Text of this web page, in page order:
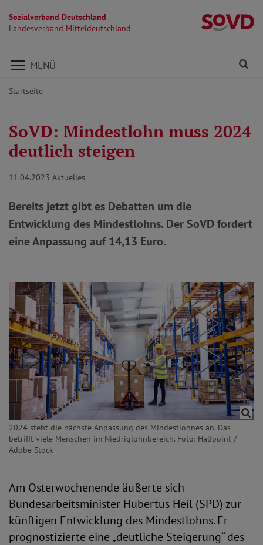
Sozialverband Deutschland
Landesverband Mitteldeutschland
Direkt zu den Inhalten springen
MENÜ
Startseite
SoVD: Mindestlohn muss 2024
deutlich steigen
11.04.2023 Aktuelles
Bereits jetzt gibt es Debatten um die
Entwicklung des Mindestlohns. Der SoVD fordert
eine Anpassung auf 14,13 Euro.
2024 steht die nächste Anpassung des Mindestlohnes an. Das
betrifft viele Menschen im Niedriglohnbereich. Foto: Halfpoint /
Adobe Stock
Am Osterwochenende äußerte sich
Bundesarbeitsminister Hubertus Heil (SPD) zur
künftigen Entwicklung des Mindestlohns. Er
prognostizierte eine „deutliche Steigerung“ des